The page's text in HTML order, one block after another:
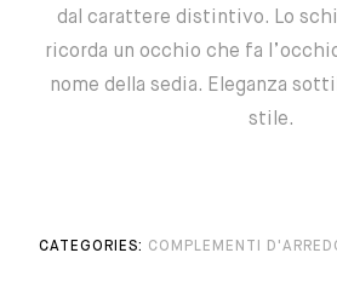
dal carattere distintivo. Lo
ricorda un occhio che fa
nome della sedia. Eleganza
stile.
CATEGORIES: COMPLEMENTI